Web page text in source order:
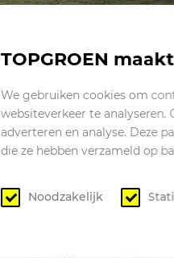
TOPGROEN
We gebruiken cookies om
websiteverkeer te
adverteren en analyse. Deze
die ze hebben verzameld op
Noodzakelijk